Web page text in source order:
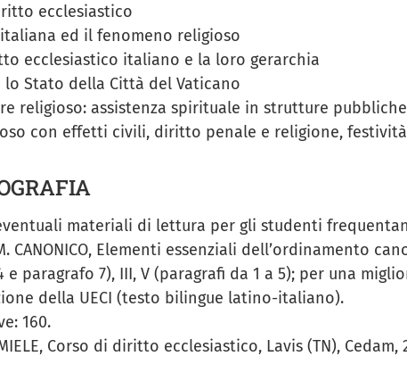
ecclesiastico
ed il fenomeno religioso
ecclesiastico italiano e la loro gerarchia
lo Stato della Città del Vaticano
religioso: assistenza spirituale in strutture
con effetti civili, diritto penale e religione,
materiali di lettura per gli studenti
M. CANONICO, Elementi essenziali dell’ordinamento
e paragrafo 7), III, V (paragrafi da 1 a 5); per una
della UECI (testo bilingue latino-italiano).
160.
MIELE, Corso di diritto ecclesiastico, Lavis (TN),